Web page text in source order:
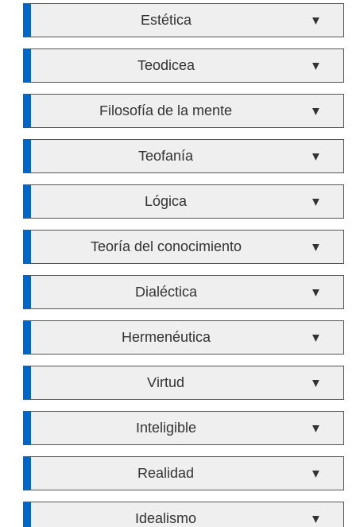
Estética ▼
Teodicea ▼
Filosofía de la mente ▼
Teofanía ▼
Lógica ▼
Teoría del conocimiento ▼
Dialéctica ▼
Hermenéutica ▼
Virtud ▼
Inteligible ▼
Realidad ▼
Idealismo ▼